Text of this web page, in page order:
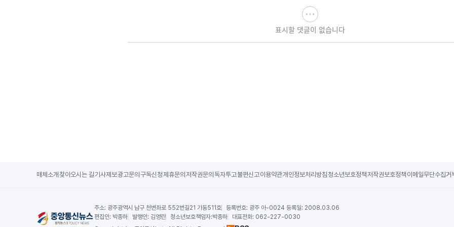
표시할 댓글이 없습니다
매체소개 찾아오시는 길기사제보광고문의 구독신청제휴문의 저작권문의 독자투고불편신고이용약관개인정보처리방침 청소년보호정책저작권보호정책 이메일무단수집거
주소: 광주광역시 남구 천변좌로 552번길21 가동511호 등록번호: 광주 아-0024 등록일: 2008.03.06
편집인: 박종하 발행인: 김영란 청소년보호책임자:박종하 대표전화: 062-227-0030